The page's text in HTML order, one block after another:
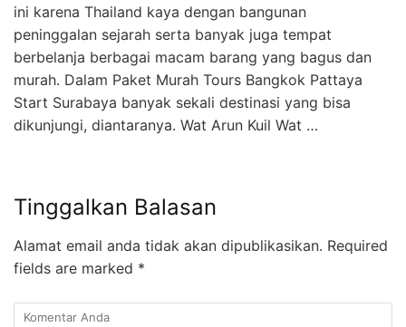
ini karena Thailand kaya dengan bangunan
peninggalan sejarah serta banyak juga tempat
berbelanja berbagai macam barang yang bagus dan
murah. Dalam Paket Murah Tours Bangkok Pattaya
Start Surabaya banyak sekali destinasi yang bisa
dikunjungi, diantaranya. Wat Arun Kuil Wat …
Tinggalkan Balasan
Alamat email anda tidak akan dipublikasikan. Required
fields are marked *